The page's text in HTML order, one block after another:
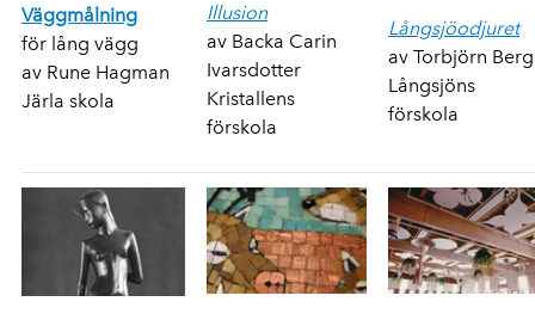
Väggmålning
för lång vägg
av Rune Hagman
Järla skola
Illusion
av Backa Carin
Ivarsdotter
Kristallens
förskola
Långsjöodjuret
av Torbjörn Berg
Långsjöns
förskola